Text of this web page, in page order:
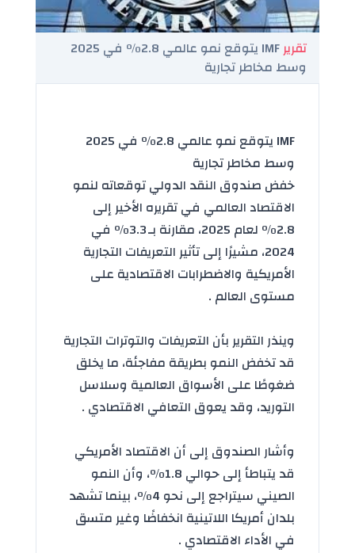
تقرير
IMF يتوقع نمو عالمي 2.8٪ في 2025
وسط مخاطر تجارية
IMF يتوقع نمو عالمي 2.8٪ في 2025
وسط مخاطر تجارية
خفض صندوق النقد الدولي توقعاته لنمو
الاقتصاد العالمي في تقريره الأخير إلى
2.8٪ لعام 2025، مقارنة بـ 3.3٪ في
2024، مشيرًا إلى تأثير التعريفات التجارية
الأمريكية والاضطرابات الاقتصادية على
مستوى العالم .
وينذر التقرير بأن التعريفات والتوترات التجارية
قد تخفض النمو بطريقة مفاجئة، ما يخلق
ضغوطًا على الأسواق العالمية وسلاسل
التوريد، وقد يعوق التعافي الاقتصادي .
وأشار الصندوق إلى أن الاقتصاد الأمريكي
قد يتباطأ إلى حوالي 1.8٪، وأن النمو
الصيني سيتراجع إلى نحو 4٪، بينما تشهد
بلدان أمريكا اللاتينية انخفاضًا وغير متسق
في الأداء الاقتصادي .